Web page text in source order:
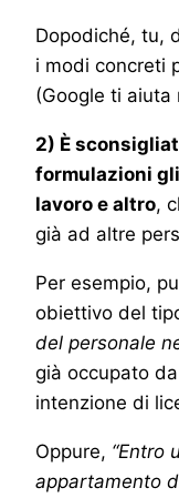
Dopodiché, tu,
i modi concreti
(Google ti aiuta
2) È
formulazioni
lavoro e altro,
già ad altre
Per esempio,
obiettivo del
del personale
già occupato
intenzione di
Oppure, “Entro
appartamento